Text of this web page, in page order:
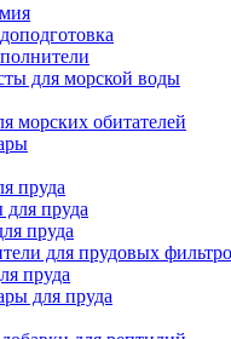
для морской воды
морских обитателей
пруда
пруда
пруда
для прудовых
пруда
для пруда